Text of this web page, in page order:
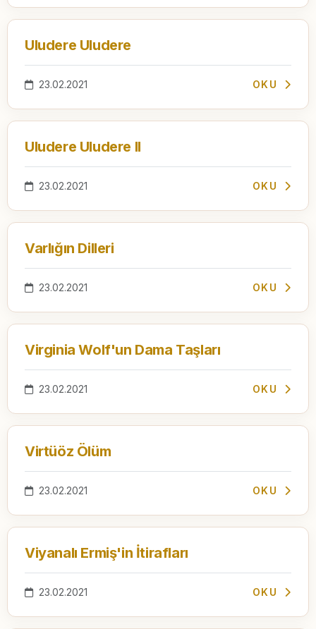
Uludere Uludere
23.02.2021 OKU
Uludere Uludere II
23.02.2021 OKU
Varlığın Dilleri
23.02.2021 OKU
Virginia Wolf'un Dama Taşları
23.02.2021 OKU
Virtüöz Ölüm
23.02.2021 OKU
Viyanalı Ermiş'in İtirafları
23.02.2021 OKU